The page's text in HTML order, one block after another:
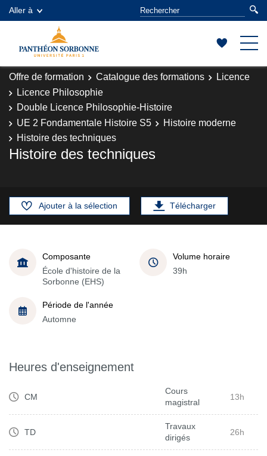
Aller à
Offre de formation Catalogue des formations
Licence
Licence Philosophie
Double Licence Philosophie-Histoire
UE 2 Fondamentale Histoire S5
Histoire moderne
Histoire des techniques
Histoire des techniques
Ajouter à la sélection Télécharger
Composante
École d'histoire de la
Sorbonne (EHS)
Volume horaire
39h
Période de l'année
Automne
Heures d'enseignement
CM
Cours
magistral
13h
TD
Travaux
dirigés
26h